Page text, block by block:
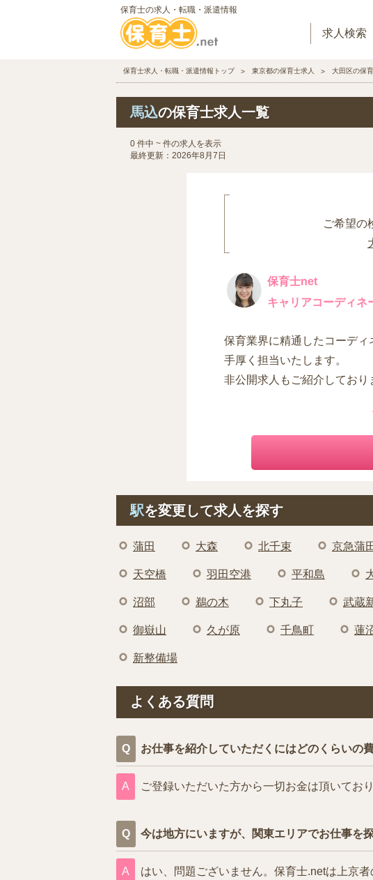
保育士の求人・転職・派遣情報
求人検索
保育士求人・転職・派遣情報トップ 東京都の保育士求人 大田区の保
馬込の保育士求人一覧
0 件中 ~ 件の求人を表示
最終更新：2026年8月7日
ご希望の
保育士net
キャリアコーディネ
保育業界に精通したコーデ
手厚く担当いたします。
非公開求人もご紹介してお
駅を変更して求人を探す
蒲田 大森 北千束 京急蒲
天空橋 羽田空港 平和島
沼部 鵜の木 下丸子 武蔵
御嶽山 久が原 千鳥町 蓮
新整備場
よくある質問
お仕事を紹介していただくにはどのくらいの
ご登録いただいた方から一切お金は頂いてお
今は地方にいますが、関東エリアでお仕事を
はい、問題ございません。保育士.netは上京